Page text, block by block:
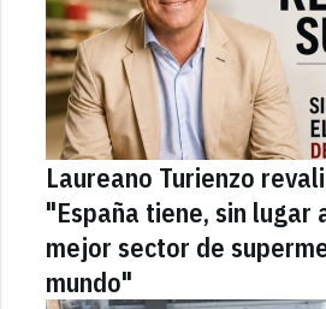
Laureano Turienzo
"España tiene, sin lugar
mejor sector de
mundo"